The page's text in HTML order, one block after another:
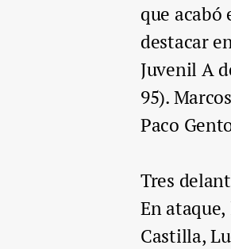
que
destacar
Juvenil A
95).
Paco
Tres
En
Castilla,